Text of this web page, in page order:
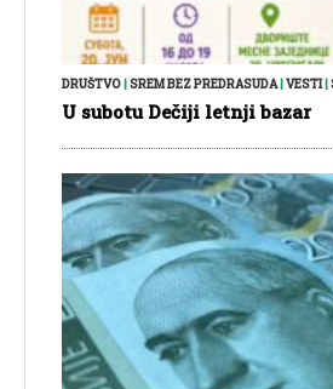
DRUŠTVO|SREM BEZ PREDRASUDA|VESTI|
U subotu Dečiji letnji bazar